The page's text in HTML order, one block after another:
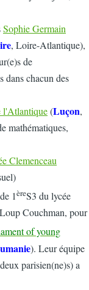
Sophie Germain
, Loire-Atlantique),
de
dans chacun des
l'Atlantique(Luçon,
mathématiques,
Clemenceau
1èreS3 du lycée
Couchman, pour
of young
). Leur équipe
parisien(ne)s) a